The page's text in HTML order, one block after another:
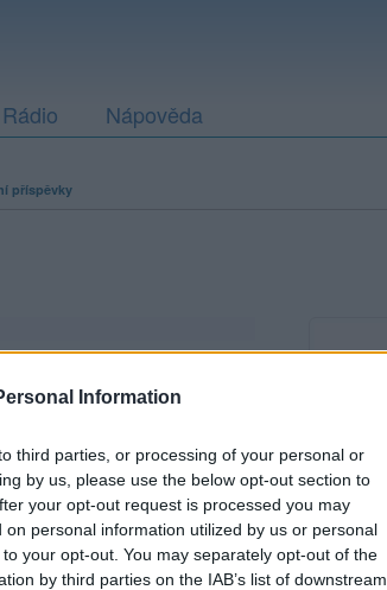
Information
third parties, or processing of your personal or
by us, please use the below opt-out section to
your opt-out request is processed you may
personal information utilized by us or personal
your opt-out. You may separately opt-out of the
by third parties on the IAB’s list of downstream
Nápověda
příspěvky